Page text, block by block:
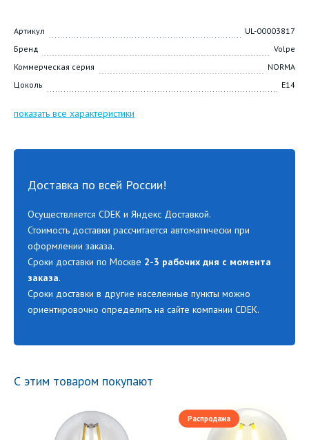
Артикул
UL-00003817
Бренд
Volpe
Коммерческая серия
NORMA
Цоколь
E14
показать все характеристики
Доставка по всей России!
Осуществляется CDEK и Яндекс Доставкой.
Стоимость доставки рассчитается автоматически при
оформлении заказа.
Сроки доставки по Москве 2-3 рабочих дня с момента
заказа.
Сроки доставки в другие населенные пункты можно
ориентировочно определить на сайте компании CDEK.
С этим товаром покупают
Распродажа